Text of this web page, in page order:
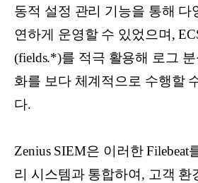
동적 설정 관리 기능을 통해 다
연하게 운영할 수 있었으며,
(fields.*)를 적극 활용해 로그
화를 보다 체계적으로 수행할
다.
Zenius SIEM은 이러한 Filebeat
리 시스템과 통합하여, 고객 환